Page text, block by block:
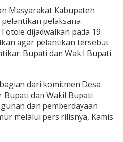
Masyarakat Kabupaten
pelaksana
dijadwalkan pada 19
agar pelantikan tersebut
Bupati dan Wakil Bupati
dari komitmen Desa
Bupati dan Wakil Bupati
dan pemberdayaan
melalui pers rilisnya, Kamis